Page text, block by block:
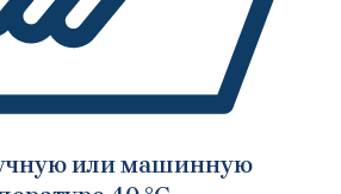
или машинную